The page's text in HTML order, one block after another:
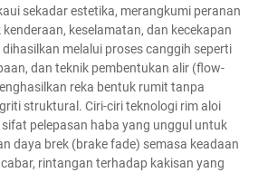
sekadar estetika, merangkumi peranan
keselamatan, dan kecekapan
melalui proses canggih seperti
dan teknik pembentukan alir (flow-
reka bentuk rumit tanpa
struktural. Ciri-ciri teknologi rim aloi
pelepasan haba yang unggul untuk
daya brek (brake fade) semasa keadaan
rintangan terhadap kakisan yang